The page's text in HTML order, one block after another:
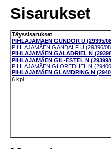
Sisarukset
Täyssisarukset
PIHLAJAMÄEN GUNDOR U (29395/
PIHLAJAMÄEN GANDALF U (29396/
PIHLAJAMÄEN GALADRIEL N
PIHLAJAMÄEN GIL-ESTEL N (29399/
PIHLAJAMÄEN GLOREDHEL N
PIHLAJAMÄEN GLAMDRING N
6 kpl